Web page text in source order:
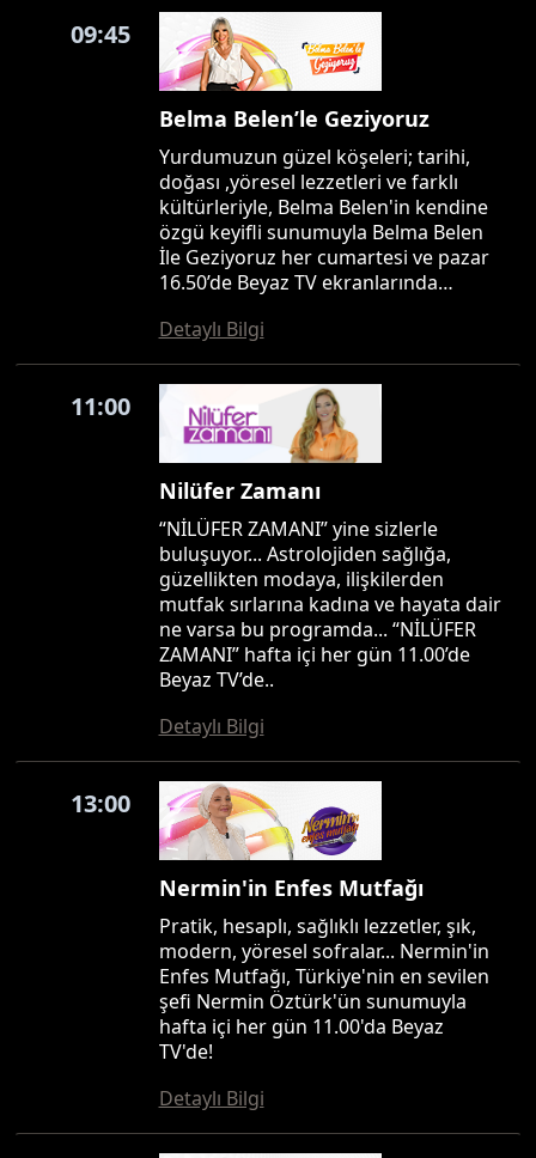
09:45
Belma Belen’le Geziyoruz
Yurdumuzun güzel köşeleri; tarihi,
doğası ,yöresel lezzetleri ve farklı
kültürleriyle, Belma Belen'in kendine
özgü keyifli sunumuyla Belma Belen
İle Geziyoruz her cumartesi ve pazar
16.50’de Beyaz TV ekranlarında…
Detaylı Bilgi
11:00
Nilüfer Zamanı
“NİLÜFER ZAMANI” yine sizlerle
buluşuyor... Astrolojiden sağlığa,
güzellikten modaya, ilişkilerden
mutfak sırlarına kadına ve hayata dair
ne varsa bu programda... “NİLÜFER
ZAMANI” hafta içi her gün 11.00’de
Beyaz TV’de..
Detaylı Bilgi
13:00
Nermin'in Enfes Mutfağı
Pratik, hesaplı, sağlıklı lezzetler, şık,
modern, yöresel sofralar... Nermin'in
Enfes Mutfağı, Türkiye'nin en sevilen
şefi Nermin Öztürk'ün sunumuyla
hafta içi her gün 11.00'da Beyaz
TV'de!
Detaylı Bilgi